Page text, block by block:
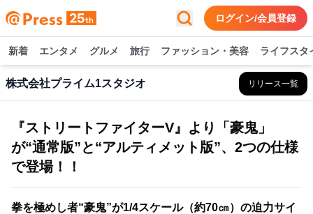
ログイン/会員登録
新着 エンタメ グルメ 旅行 ファッション・美容 ライフスタ
株式会社プライム1スタジオ リリース一覧
『ストリートファイターV』より「豪鬼」
が“通常版”と“アルティメット版”、2つの仕様
で登場！！
拳を極めし者“豪鬼”が1/4スケール（約70㎝）の迫力サイ